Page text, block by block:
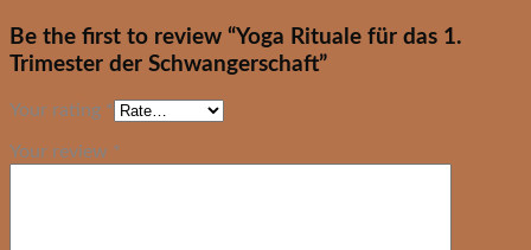
Be the first to review “Yoga Rituale für das 1.
Trimester der Schwangerschaft”
Your rating *
Your review *